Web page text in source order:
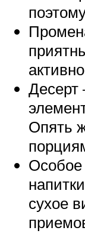
Десерт
Опять
сухое